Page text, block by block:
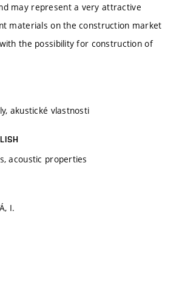
may represent a very attractive
materials on the construction market
the possibility for construction of
akustické vlastnosti
acoustic properties
I.